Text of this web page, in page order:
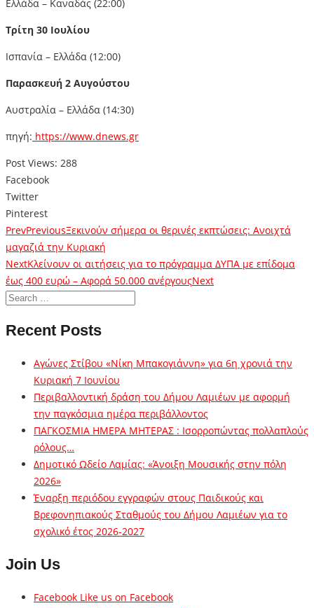
Ελλάδα – Καναδάς (22:00)
Τρίτη 30 Ιουλίου
Ισπανία – Ελλάδα (12:00)
Παρασκευή 2 Αυγούστου
Αυστραλία – Ελλάδα (14:30)
πηγή: https://www.dnews.gr
Post Views: 288
Facebook
Twitter
Pinterest
PrevPreviousΞεκινούν σήμερα οι θερινές εκπτώσεις: Ανοιχτά
μαγαζιά την Κυριακή
NextΚλείνουν οι αιτήσεις για το πρόγραμμα ΔΥΠΑ με επίδομα
έως 400 ευρώ – Αφορά 50.000 ανέργουςNext
Recent Posts
Αγώνες Στίβου «Νίκη Μπακογιάννη» για 6η χρονιά την
Κυριακή 7 Ιουνίου
Περιβαλλοντική δράση του Δήμου Λαμιέων με αφορμή
την παγκόσμια ημέρα περιβάλλοντος
ΠΑΓΚΟΣΜΙΑ ΗΜΕΡΑ ΜΗΤΕΡΑΣ : Ισορροπώντας πολλαπλούς
ρόλους…
Δημοτικό Ωδείο Λαμίας: «Άνοιξη Μουσικής στην πόλη
2026»
Έναρξη περιόδου εγγραφών στους Παιδικούς και
Βρεφονηπιακούς Σταθμούς του Δήμου Λαμιέων για το
σχολικό έτος 2026-2027
Join Us
Facebook Like us on Facebook